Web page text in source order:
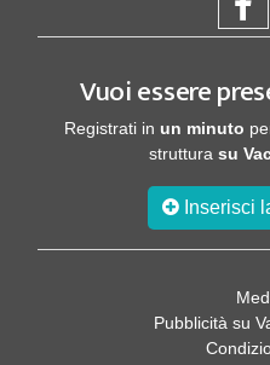
Vuoi essere
Registrati in un minuto
struttura su
Inserisci
Pubblicità su